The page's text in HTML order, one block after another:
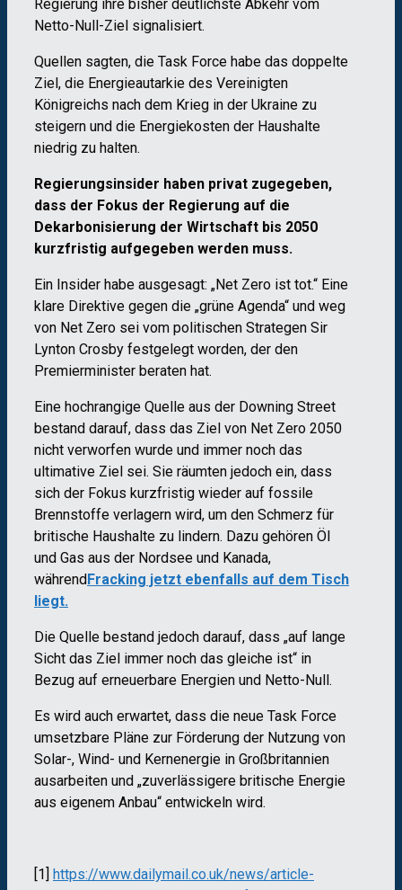
Regierung ihre bisher deutlichste Abkehr vom
Netto-Null-Ziel signalisiert.
Quellen sagten, die Task Force habe das doppelte
Ziel, die Energieautarkie des Vereinigten
Königreichs nach dem Krieg in der Ukraine zu
steigern und die Energiekosten der Haushalte
niedrig zu halten.
Regierungsinsider haben privat zugegeben,
dass der Fokus der Regierung auf die
Dekarbonisierung der Wirtschaft bis 2050
kurzfristig aufgegeben werden muss.
Ein Insider habe ausgesagt: „Net Zero ist tot.“ Eine
klare Direktive gegen die „grüne Agenda“ und weg
von Net Zero sei vom politischen Strategen Sir
Lynton Crosby festgelegt worden, der den
Premierminister beraten hat.
Eine hochrangige Quelle aus der Downing Street
bestand darauf, dass das Ziel von Net Zero 2050
nicht verworfen wurde und immer noch das
ultimative Ziel sei. Sie räumten jedoch ein, dass
sich der Fokus kurzfristig wieder auf fossile
Brennstoffe verlagern wird, um den Schmerz für
britische Haushalte zu lindern. Dazu gehören Öl
und Gas aus der Nordsee und Kanada,
währendFracking jetzt ebenfalls auf dem Tisch
liegt.
Die Quelle bestand jedoch darauf, dass „auf lange
Sicht das Ziel immer noch das gleiche ist“ in
Bezug auf erneuerbare Energien und Netto-Null.
Es wird auch erwartet, dass die neue Task Force
umsetzbare Pläne zur Förderung der Nutzung von
Solar-, Wind- und Kernenergie in Großbritannien
ausarbeiten und „zuverlässigere britische Energie
aus eigenem Anbau“ entwickeln wird.
[1] https://www.dailymail.co.uk/news/article-